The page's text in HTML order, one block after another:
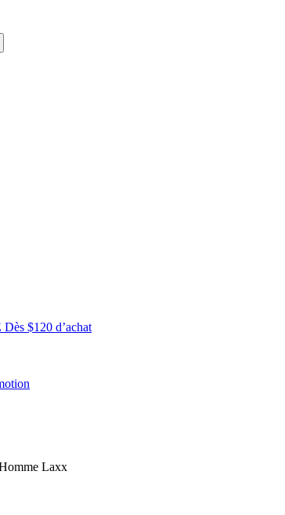
Dès $120 d’achat
Laxx